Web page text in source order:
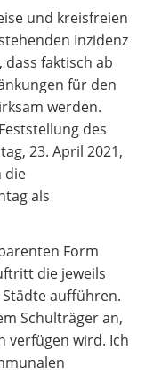
und kreisfreien
Inzidenz
faktisch ab
für den
werden.
des
23. April 2021,
die
als
Form
die jeweils
aufführen.
Schulträger an,
verfügen wird. Ich